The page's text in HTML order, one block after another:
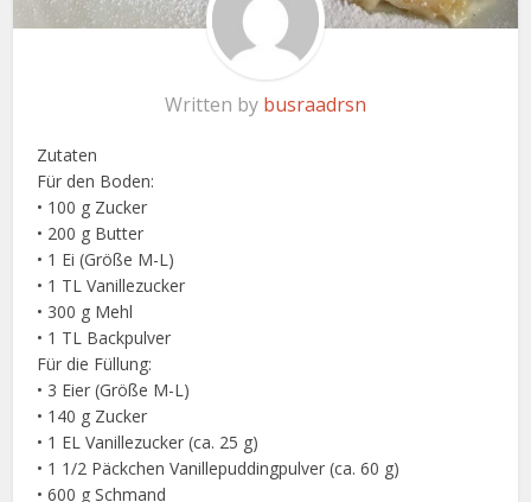
Written by busraadrsn
Zutaten
Für den Boden:
• 100 g Zucker
• 200 g Butter
• 1 Ei (Größe M-L)
• 1 TL Vanillezucker
• 300 g Mehl
• 1 TL Backpulver
Für die Füllung:
• 3 Eier (Größe M-L)
• 140 g Zucker
• 1 EL Vanillezucker (ca. 25 g)
• 1 1/2 Päckchen Vanillepuddingpulver (ca. 60 g)
• 600 g Schmand